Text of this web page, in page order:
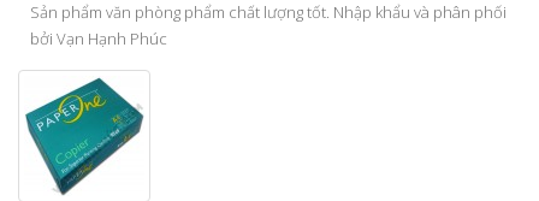
Sản phẩm văn phòng phẩm chất lượng tốt. Nhập khẩu và phân phối
bởi Vạn Hạnh Phúc